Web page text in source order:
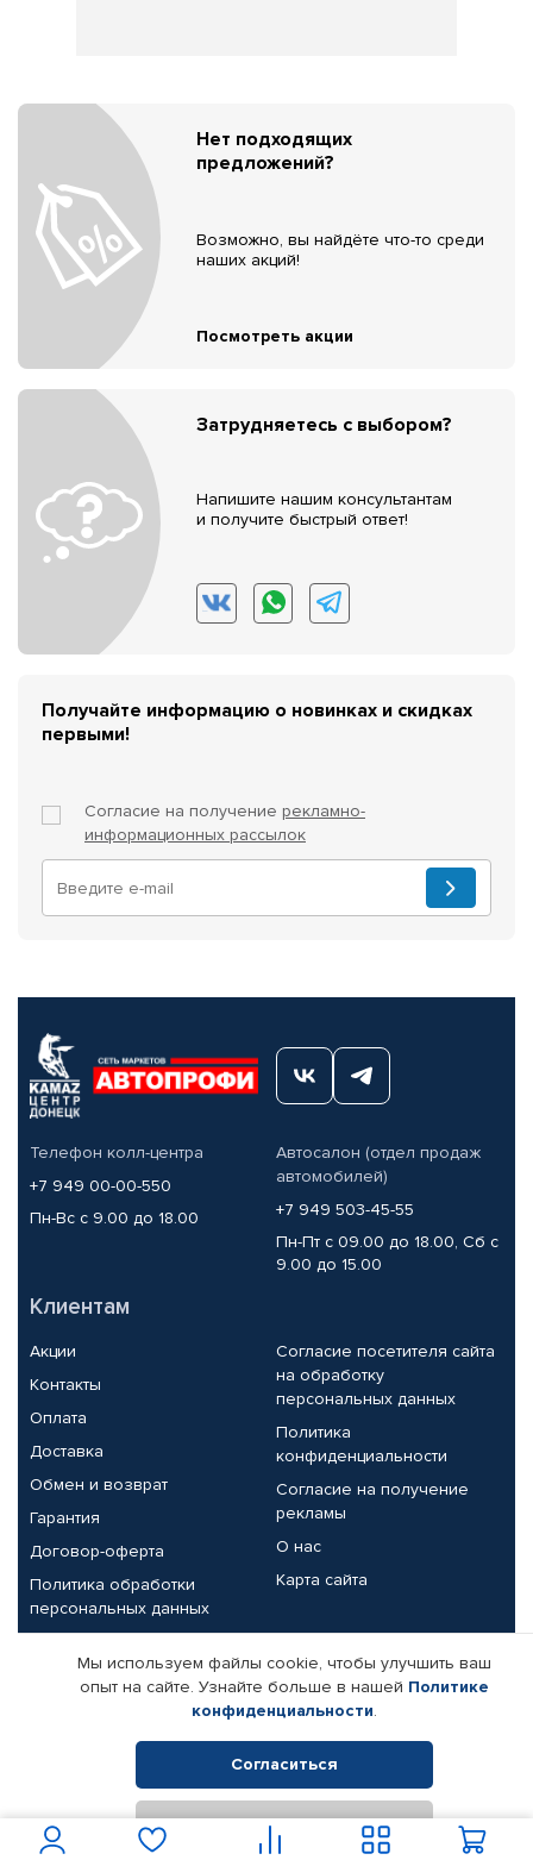
Нет подходящих
предложений?
Возможно, вы найдёте что-то среди
наших акций!
Посмотреть акции
Затрудняетесь с выбором?
Напишите нашим консультантам
и получите быстрый ответ!
Получайте информацию о новинках и скидках
первыми!
Согласие на получение рекламно-
информационных рассылок
Телефон колл-центра
+7 949 00-00-550
Пн-Вс с 9.00 до 18.00
Автосалон (отдел продаж
автомобилей)
+7 949 503-45-55
Пн-Пт с 09.00 до 18.00, Сб с
9.00 до 15.00
Клиентам
Акции
Контакты
Оплата
Доставка
Обмен и возврат
Гарантия
Договор-оферта
Политика обработки
персональных данных
Согласие посетителя сайта
на обработку
персональных данных
Политика
конфиденциальности
Согласие на получение
рекламы
О нас
Карта сайта
Партнерам
Корпоративным клиентам
Поставщикам
Реквизиты компании
© КАМАЗ ЦЕНТР ДОНЕЦК, 2015-2026. Все права защищены.
Интернет-магазин автомобильных товаров Автопрофи.
Мы используем файлы cookie, чтобы улучшить ваш
опыт на сайте. Узнайте больше в нашей Политике
конфиденциальности.
Согласиться
Отклонить